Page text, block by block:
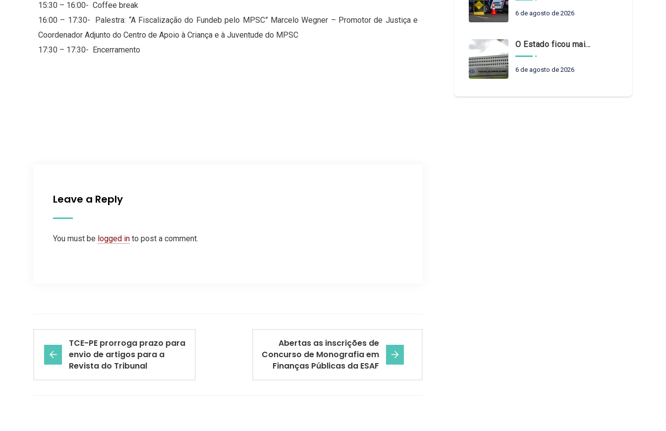
15:30 – 16:00- Coffee break
16:00 – 17:30- Palestra: “A Fiscalização do Fundeb pelo MPSC” Marcelo Wegner – Promotor de Justiça e
Coordenador Adjunto do Centro de Apoio à Criança e à Juventude do MPSC
17:30 – 17:30- Encerramento
Leave a Reply
You must be logged in to post a comment.
TCE-PE prorroga prazo para
envio de artigos para a
Revista do Tribunal
Abertas as inscrições de
Concurso de Monografia em
Finanças Públicas da ESAF
6 de agosto de 2026
O Estado ficou mais complexo. O controle precisa acompanhar
6 de agosto de 2026